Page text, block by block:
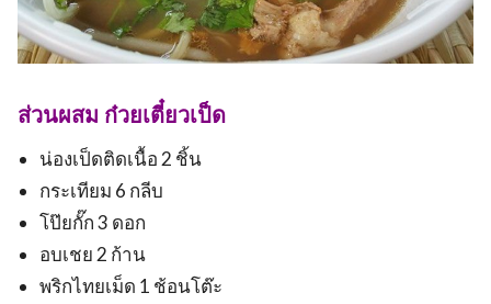
ส่วนผสม ก๋วยเตี๋ยวเป็ด
น่องเป็ดติดเนื้อ 2 ชิ้น
กระเทียม 6 กลีบ
โป๊ยกั๊ก 3 ดอก
อบเชย 2 ก้าน
พริกไทยเม็ด 1 ช้อนโต๊ะ